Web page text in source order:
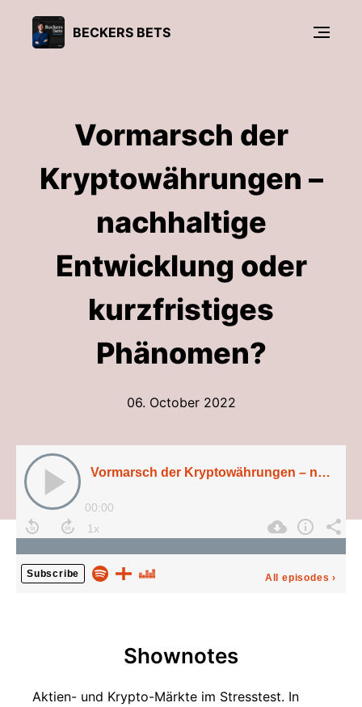
BECKERS BETS
Vormarsch der
Kryptowährungen –
nachhaltige
Entwicklung oder
kurzfristiges
Phänomen?
06. October 2022
Shownotes
Aktien- und Krypto-Märkte im Stresstest. In